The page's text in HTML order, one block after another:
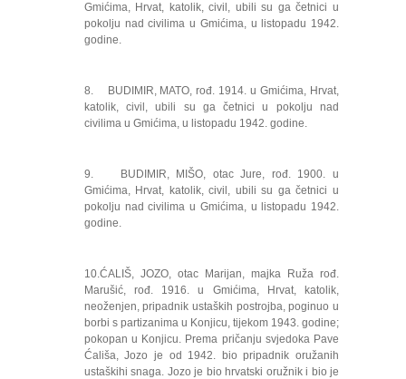
Gmićima, Hrvat, katolik, civil, ubili su ga četnici u
pokolju nad civilima u Gmićima, u listopadu 1942.
godine.
8. BUDIMIR, MATO, rođ. 1914. u Gmićima, Hrvat,
katolik, civil, ubili su ga četnici u pokolju nad
civilima u Gmićima, u listopadu 1942. godine.
9. BUDIMIR, MIŠO, otac Jure, rođ. 1900. u
Gmićima, Hrvat, katolik, civil, ubili su ga četnici u
pokolju nad civilima u Gmićima, u listopadu 1942.
godine.
10.ĆALIŠ, JOZO, otac Marijan, majka Ruža rođ.
Marušić, rođ. 1916. u Gmićima, Hrvat, katolik,
neoženjen, pripadnik ustaških postrojba, poginuo u
borbi s partizanima u Konjicu, tijekom 1943. godine;
pokopan u Konjicu. Prema pričanju svjedoka Pave
Ćališa, Jozo je od 1942. bio pripadnik oružanih
ustaškihi snaga. Jozo je bio hrvatski oružnik i bio je